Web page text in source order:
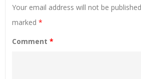
Your email address will not be
marked *
Comment *